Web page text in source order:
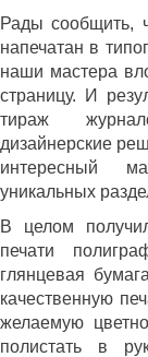
Рады сообщить,
напечатан в
наши мастера
страницу. И
тираж
дизайнерские
интересный
уникальных
В целом
печати
глянцевая
качественную
желаемую
полистать в